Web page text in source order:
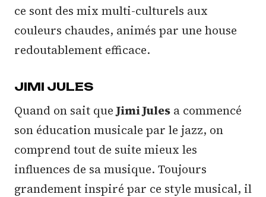
ce sont des mix multi-culturels aux
couleurs chaudes, animés par une house
redoutablement efficace.
JIMI JULES
Quand on sait que Jimi Jules a commencé
son éducation musicale par le jazz, on
comprend tout de suite mieux les
influences de sa musique. Toujours
grandement inspiré par ce style musical, il